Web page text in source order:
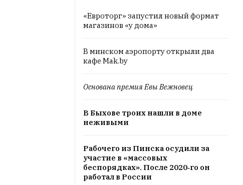
«Евроторг» запустил новый формат
магазинов «у дома»
В минском аэропорту открыли два
кафе Mak.by
Основана премия Евы Вежновец
В Быхове троих нашли в доме
неживыми
Рабочего из Пинска осудили за
участие в «массовых
беспорядках». После 2020‑го он
работал в России